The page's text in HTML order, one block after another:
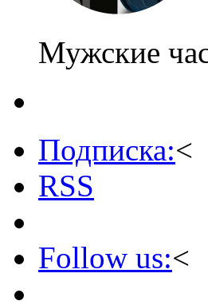
Мужские
Подписка:<
RSS
Follow us:<